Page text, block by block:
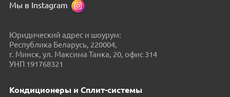
Мы в Instagram
Юридический адрес и шоурум:
Республика Беларусь, 220004,
г. Минск, ул. Максима Танка, 20, офис 314
УНП 191768321
Кондиционеры и Сплит-системы